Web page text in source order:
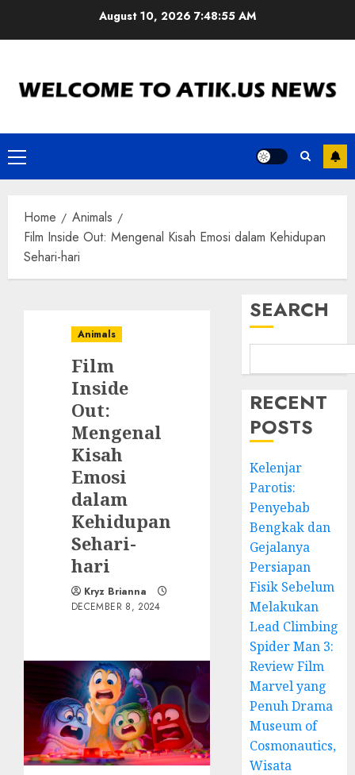
August 10, 2026 7:48:56 AM
Primary
Menu
Home
Animals
Film Inside Out: Mengenal Kisah Emosi dalam Kehidupan
Sehari-hari
Animals
Film
Inside
Out:
Mengenal
Kisah
Emosi
dalam
Kehidupan
Sehari-
hari
Kryz Brianna
DECEMBER 8, 2024
SEARCH
RECENT
POSTS
Kelenjar
Parotis:
Penyebab
Bengkak dan
Gejalanya
Persiapan
Fisik Sebelum
Melakukan
Lead Climbing
Spider Man 3:
Review Film
Marvel yang
Penuh Drama
Museum of
Cosmonautics,
Wisata